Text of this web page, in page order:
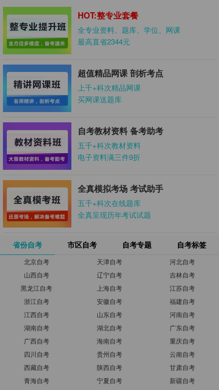
HOT:整专业套餐
全专业资料、题库、学位、网课
最高直省2344元
超值精品网课 剖析考点
上千+科次精品网课
买网课送题库
自考教材资料 备考助考
五千+科次教材资料
电子资料满三件9折
全真模拟考场 考试助手
五千+科次在线题库
全真呈现历年考试试题
省份自考 市区自考 自考专题 自考标签
北京自考 天津自考
河北自考
山西自考
辽宁自考
吉林自考
黑龙江自考
上海自考
江苏自考
浙江自考
安徽自考
福建自考
江西自考
山东自考
河南自考
湖南自考
湖北自考
广东自考
广西自考
海南自考
重庆自考
四川自考
贵州自考
云南自考
西藏自考
陕西自考
甘肃自考
青海自考
宁夏自考
新疆自考